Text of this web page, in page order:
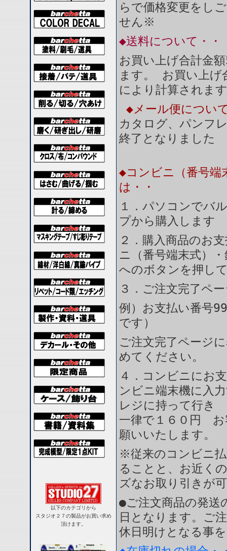
以下のカテゴリから
スタジオ２７の製品がお買い求め
頂けます。
らで価格変更をし
せん※
◆送料について・・
お買い上げ合計金
ます。 お買い上
により計算されま
◆メール便につい
カタログ、パンフ
終了となりました
◆コンビニ（番号端
は・・
１．パソコンでバ
プから購入します
２．購入商品のお
ニ（番号端末式）
へのボタンを押し
３．ご注文完了ペ
例）お支払い番号
です）
ご注文完了ページ
めてください。
４．コンビニにお
ンビニ端末機に入
レジに持って行き
一律で１６０円 お
願いいたします。
※従来のコンビニ
ることと、お近く
ズなお取り引きが
●ご注文商品の発送
日となります。ご
休日明けとなる事